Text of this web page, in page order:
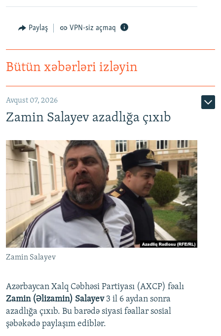
Paylaş VPN-siz açmaq
Bütün xəbərləri izləyin
Avqust 07, 2026
Zamin Salayev azadlığa çıxıb
Zamin Salayev
Azərbaycan Xalq Cəbhəsi Partiyası (AXCP) fəalı
Zamin (Əlizamin) Salayev 3 il 6 aydan sonra
azadlığa çıxıb. Bu barədə siyasi fəallar sosial
şəbəkədə paylaşım ediblər.